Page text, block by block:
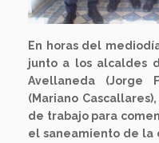
En horas del
junto a los alcaldes
Avellaneda (Jorge
(Mariano
de trabajo para
el saneamiento de la